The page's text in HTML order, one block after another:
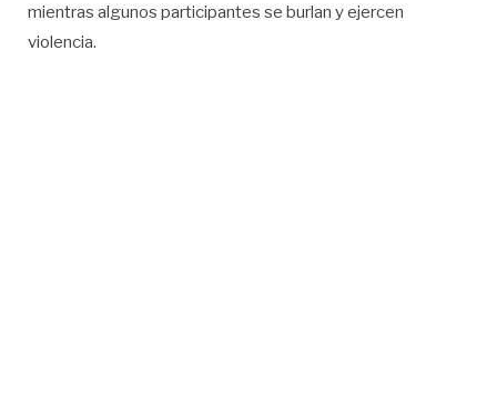
mientras algunos participantes se burlan y ejercen
violencia.